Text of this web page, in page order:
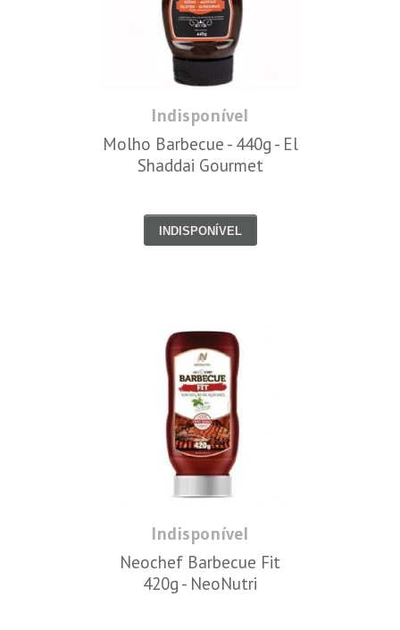
Indisponível
Molho Barbecue - 440g - El
Shaddai Gourmet
INDISPONÍVEL
Indisponível
Neochef Barbecue Fit
420g - NeoNutri